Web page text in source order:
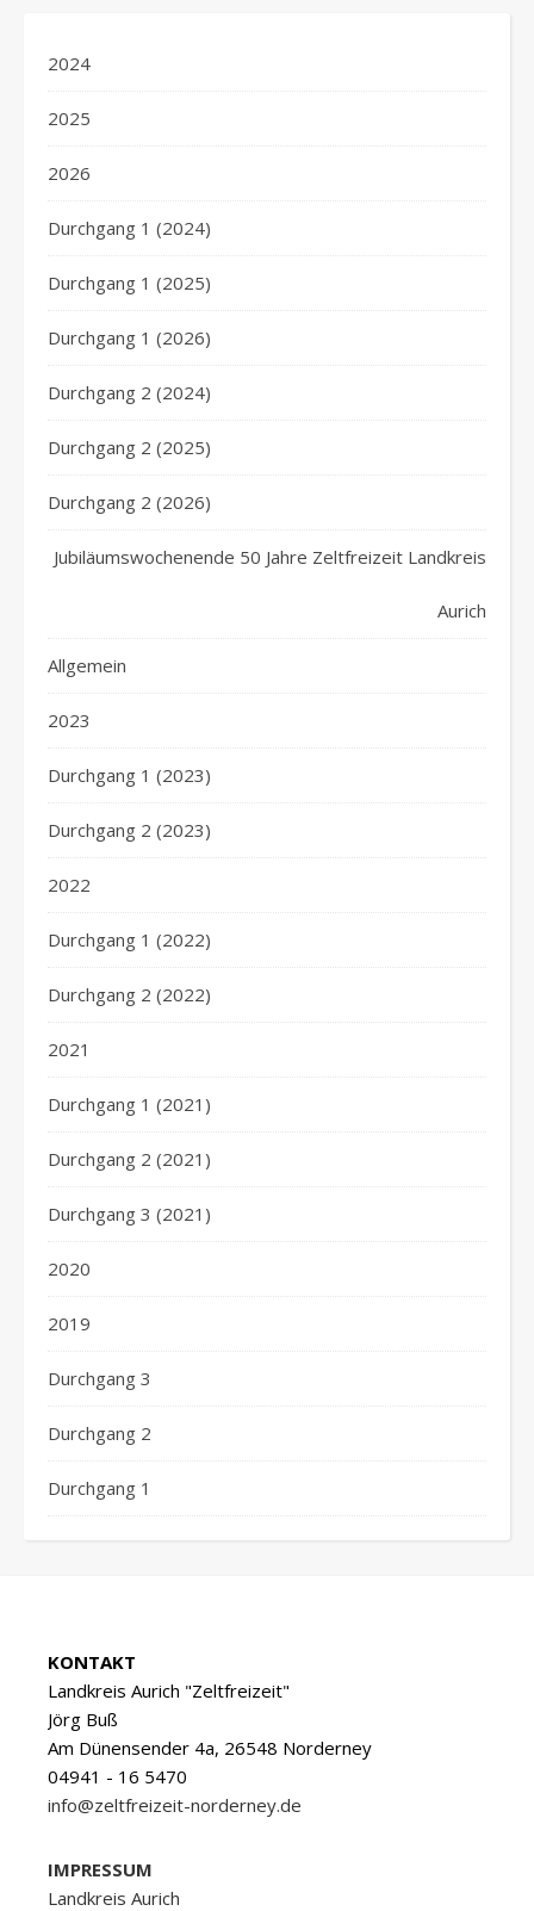
2024
2025
2026
Durchgang 1 (2024)
Durchgang 1 (2025)
Durchgang 1 (2026)
Durchgang 2 (2024)
Durchgang 2 (2025)
Durchgang 2 (2026)
Jubiläumswochenende 50 Jahre Zeltfreizeit Landkreis
Aurich
Allgemein
2023
Durchgang 1 (2023)
Durchgang 2 (2023)
2022
Durchgang 1 (2022)
Durchgang 2 (2022)
2021
Durchgang 1 (2021)
Durchgang 2 (2021)
Durchgang 3 (2021)
2020
2019
Durchgang 3
Durchgang 2
Durchgang 1
KONTAKT
Landkreis Aurich "Zeltfreizeit"
Jörg Buß
Am Dünensender 4a, 26548 Norderney
04941 - 16 5470
info@zeltfreizeit-norderney.de
IMPRESSUM
Landkreis Aurich